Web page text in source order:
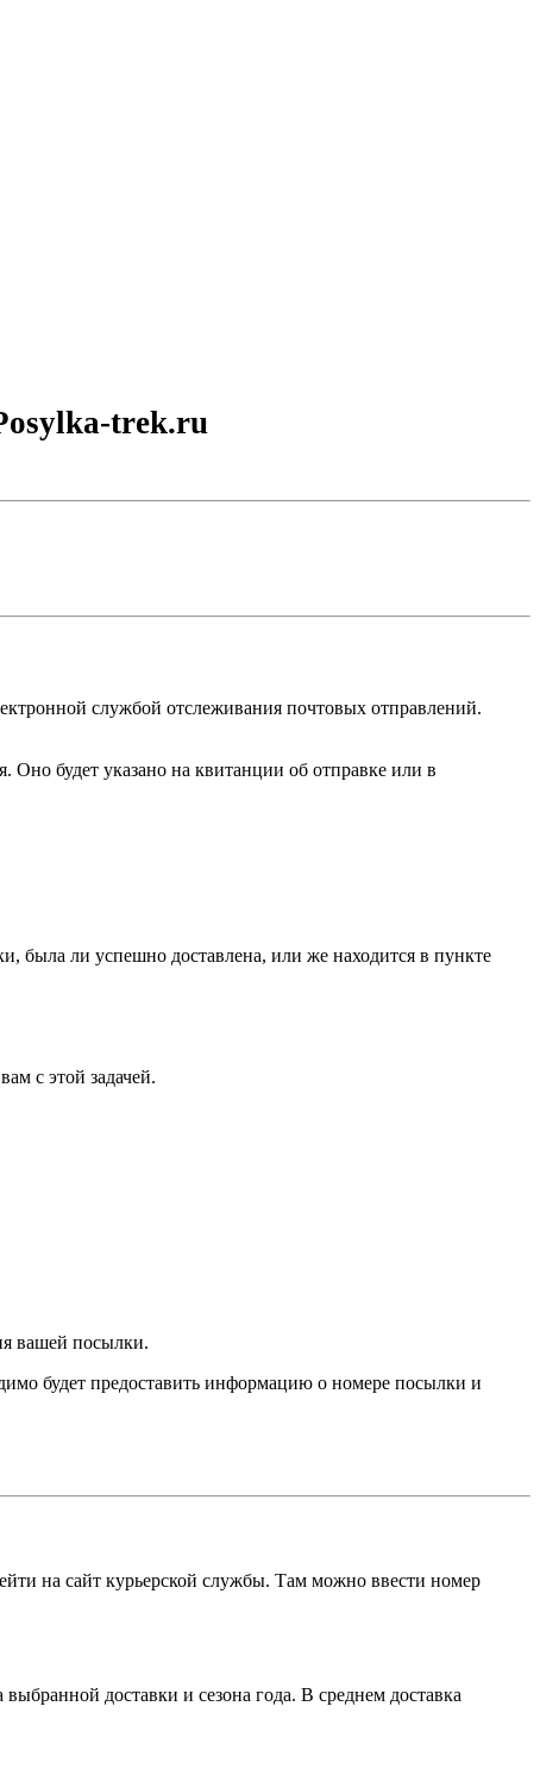
trek.ru
службой отслеживания почтовых отправлений.
Оно будет указано на квитанции об отправке или в
была ли успешно доставлена, или же находится в пункте
с этой задачей.
вашей посылки.
будет предоставить информацию о номере посылки и
на сайт курьерской службы. Там можно ввести номер
доставки и сезона года. В среднем доставка